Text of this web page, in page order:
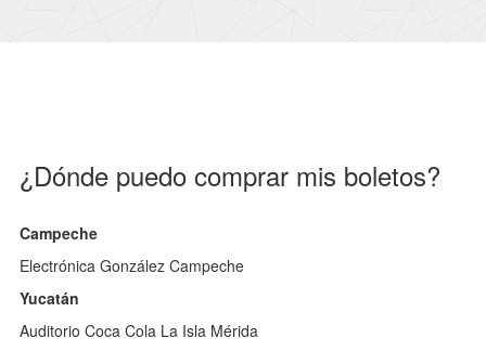
¿Dónde puedo comprar mis boletos?
Campeche
Electrónica González Campeche
Yucatán
Auditorio Coca Cola La Isla Mérida